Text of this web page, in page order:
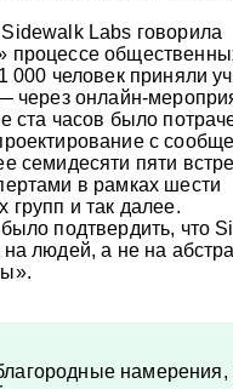
Labs говорила
процессе
000 человек приняли
через онлайн-
ста часов было
с
семидесяти пяти
в рамках шести
групп и так далее.
подтвердить, что
на людей, а не на
намерения,